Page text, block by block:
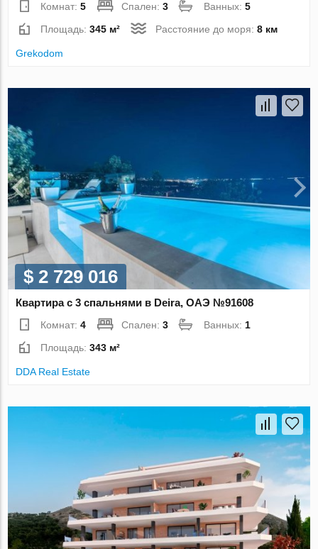
Комнат:5 Спален:3 Ванных:5
Площадь:345 м² Расстояние до моря:8 км
Grekodom
$ 2 729 016
Квартира с 3 спальнями в Deira, ОАЭ №91608
Комнат:4 Спален:3 Ванных: 1
Площадь:343 м²
DDA Real Estate